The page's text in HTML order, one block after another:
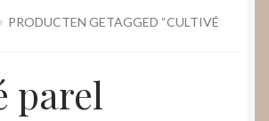
PRODUCTEN GETAGGED “CULTIVÉ
parel